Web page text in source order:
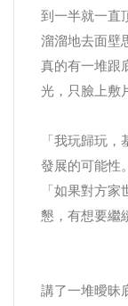
到一半就一直
溜溜地去面壁
真的有一堆跟
光，只臉上敷
「我玩歸玩
發展的可能性
「如果對方
懇，有想要繼
講了一堆曖昧